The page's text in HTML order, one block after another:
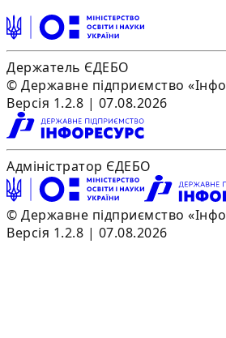
Держатель ЄДЕБО
© Державне підприємство
Версія 1.2.8 | 07.08.2026
Адміністратор ЄДЕБО
© Державне підприємство
Версія 1.2.8 | 07.08.2026